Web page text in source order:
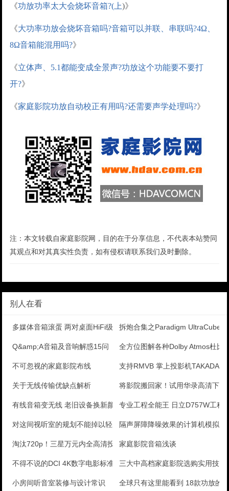
《功放功率太大会烧坏音箱?(上)》
《大功率功放会烧坏音箱吗?音箱可以并联、串联吗?4Ω、
8Ω音箱能混用吗?》
《立体声、5.1都能变成全景声?功放这个功能要不要打
开?》
《家庭影院功放自动校正有用吗?还需要声学处理吗?》
注：本文转载自家庭影院网，目的在于分享信息，不代表本站赞同
其观点和对其真实性负责，如有侵权请联系我们及时删除。
别人在看
多媒体音箱滚蛋 两对桌面HiFi级近场监听音箱较量拆炮合集之Paradigm UltraCube 1
Q&amp;A音箱及音响解惑15问 全方位图解各种Dolby Atmos杜比
不可忽视的家庭影院布线 支持RMVB 掌上投影机TAKADA
关于无线传输优缺点解析 将影院搬回家！试用华录高清下载
有线音箱变无线 老旧设备换新颜 专业工程全能王 日立D757W工程
对这间视听室的规划不能掉以轻心 隔声屏障降噪效果的计算机模拟分
淘汰720p！三星万元内全高清投影评测家庭影院音箱浅谈
不得不说的DCI 4K数字电影标准，原生4K投影机多三大中高档家庭影院选购实用技巧
小房间听音室装修与设计常识 全球只有这里能看到 18款功放的